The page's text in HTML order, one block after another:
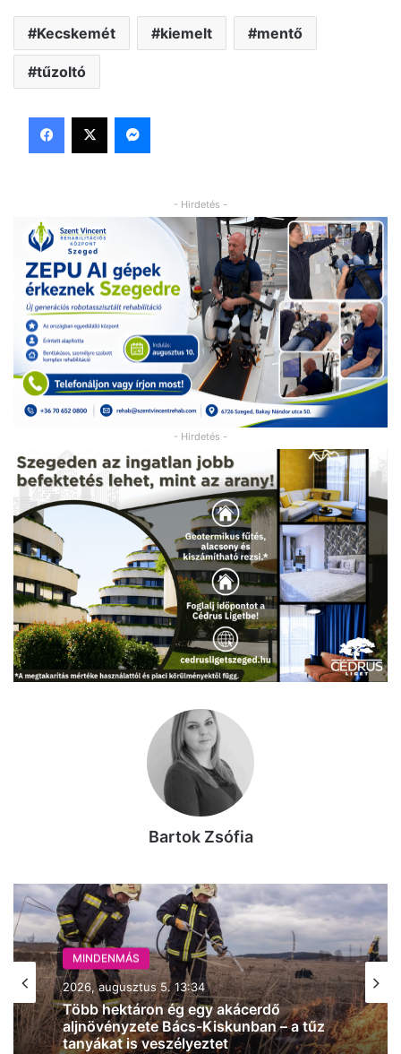
Kecskemét kiemelt mentő
tűzoltó
Facebook
X Messenger
- Hirdetés -
- Hirdetés -
Bartok Zsófia
MINDENMÁS
2026, augusztus 5. 13:34
Több hektáron ég egy akácerdő
aljnövényzete Bács-Kiskunban – a tűz
tanyákat is veszélyeztet